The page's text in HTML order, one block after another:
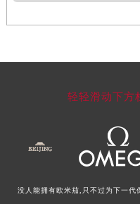
轻轻滑动下方
没人能拥有欧米茄,只不过为下一代